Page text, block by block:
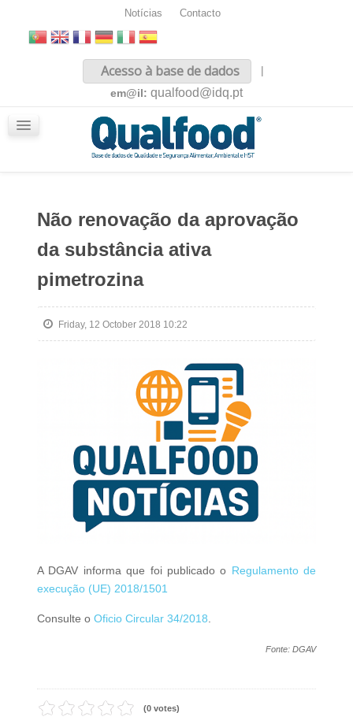
Notícias Contacto
Acesso à base de dados
|
em@il: qualfood@idq.pt
Não renovação da aprovação
da substância ativa
pimetrozina
Friday, 12 October 2018 10:22
A DGAV informa que foi publicado o Regulamento de
execução (UE) 2018/1501
Consulte o Oficio Circular 34/2018
Fonte: DGAV
(0 votes)